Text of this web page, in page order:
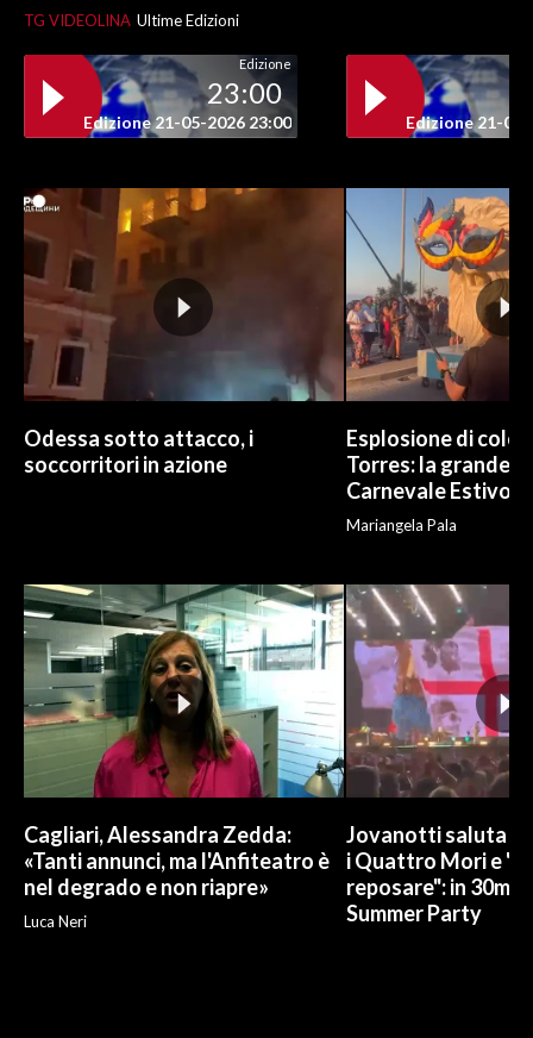
TG VIDEOLINA Ultime Edizioni
Edizione
23:00
Edizione 21-05-2026 23:00 Edizione 21-05-
Odessa sotto attacco, i
soccorritori in azione
Esplosione di
Torres: la grande
Carnevale Estivo
Mariangela Pala
Cagliari, Alessandra Zedda:
«Tanti annunci, ma l'Anfiteatro è
nel degrado e non riapre»
Luca Neri
Jovanotti saluta la
i Quattro Mori e
reposare": in
Summer Party